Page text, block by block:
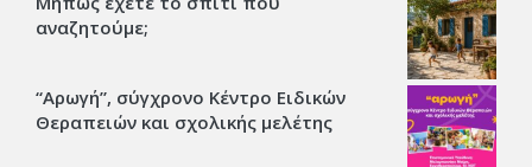
αναζητούμε;
“Αρωγή”, σύγχρονο Κέντρο Ειδικών
Θεραπειών και σχολικής μελέτης